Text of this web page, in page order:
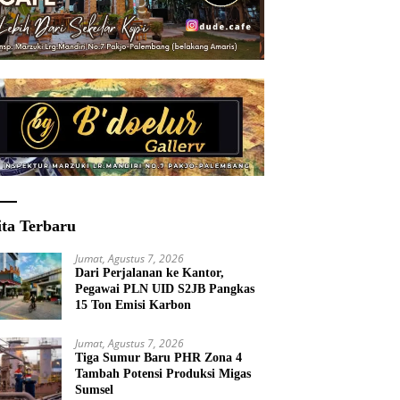
Terbaru
Jumat, Agustus 7, 2026
Dari Perjalanan ke Kantor,
Pegawai PLN UID S2JB Pangkas
15 Ton Emisi Karbon
Jumat, Agustus 7, 2026
Tiga Sumur Baru PHR Zona 4
Tambah Potensi Produksi Migas
Sumsel